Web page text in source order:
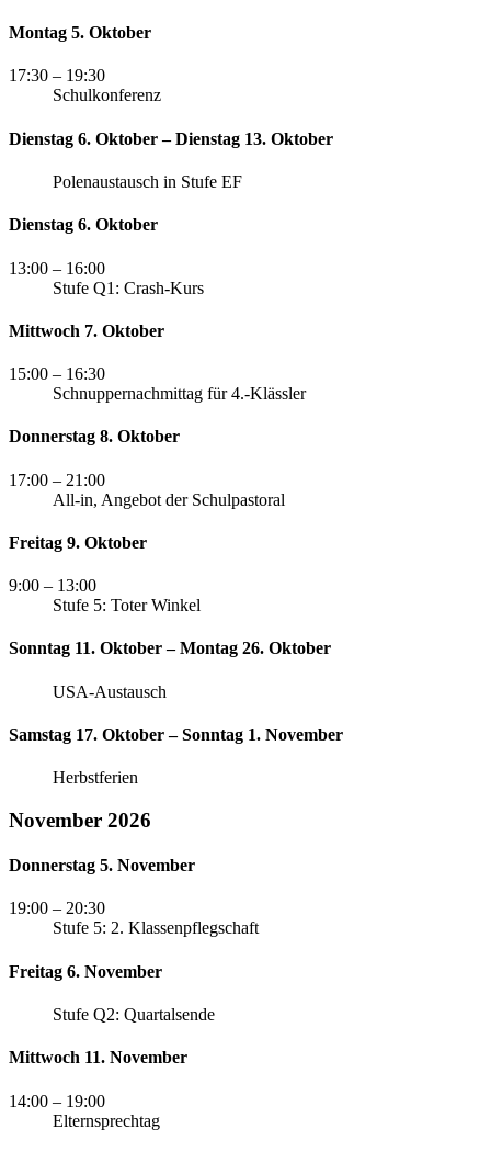
Montag 5. Oktober
17:30 – 19:30
Schulkonferenz
Dienstag 6. Oktober – Dienstag 13. Oktober
Polenaustausch in Stufe EF
Dienstag 6. Oktober
13:00 – 16:00
Stufe Q1: Crash-Kurs
Mittwoch 7. Oktober
15:00 – 16:30
Schnuppernachmittag für 4.-Klässler
Donnerstag 8. Oktober
17:00 – 21:00
All-in, Angebot der Schulpastoral
Freitag 9. Oktober
9:00 – 13:00
Stufe 5: Toter Winkel
Sonntag 11. Oktober – Montag 26. Oktober
USA-Austausch
Samstag 17. Oktober – Sonntag 1. November
Herbstferien
November 2026
Donnerstag 5. November
19:00 – 20:30
Stufe 5: 2. Klassenpflegschaft
Freitag 6. November
Stufe Q2: Quartalsende
Mittwoch 11. November
14:00 – 19:00
Elternsprechtag